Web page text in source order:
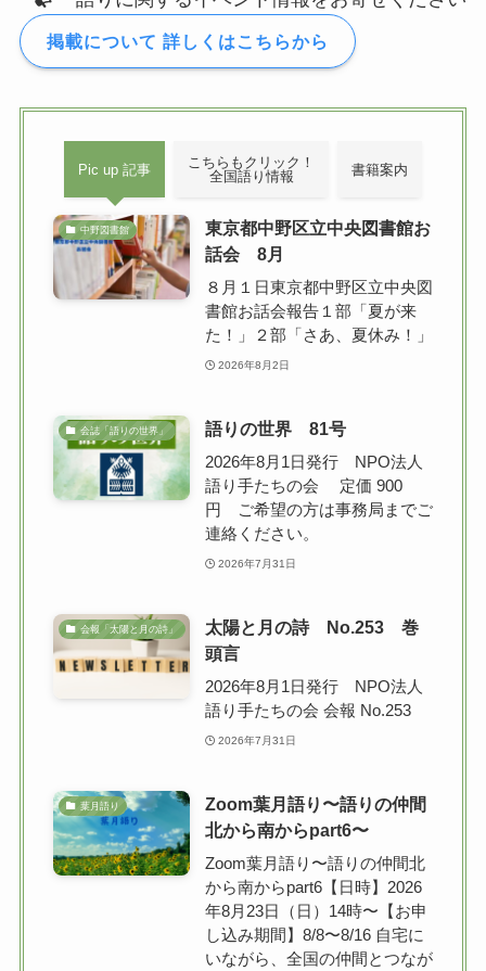
掲載について 詳しくはこちらから
Pic up 記事
こちらもクリック！
全国語り情報
書籍案内
中野図書館
東京都中野区立中央図書館お
話会 8月
８月１日東京都中野区立中央図
書館お話会報告１部「夏が来
た！」２部「さあ、夏休み！」
2026年8月2日
会誌「語りの世界」 語りの世界 81号
2026年8月1日発行 NPO法人
語り手たちの会 定価 900
円 ご希望の方は事務局までご
連絡ください。
2026年7月31日
会報「太陽と月の詩」
太陽と月の詩 No.253 巻
頭言
2026年8月1日発行 NPO法人
語り手たちの会 会報 No.253
2026年7月31日
葉月語り
Zoom葉月語り〜語りの仲間
北から南からpart6〜
Zoom葉月語り〜語りの仲間北
から南からpart6【日時】2026
年8月23日（日）14時〜【お申
し込み期間】8/8〜8/16 自宅に
いながら、全国の仲間とつなが